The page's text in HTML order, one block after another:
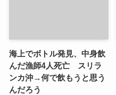
海上でボトル発見、中身飲
んだ漁師4人死亡 スリラ
ンカ沖→何で飲もうと思う
んだろう